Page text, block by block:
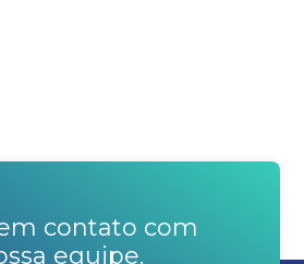
contato com
equipe.